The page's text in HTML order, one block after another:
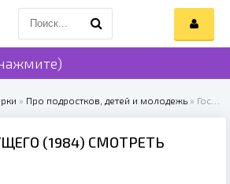
» Про подростков, детей и молодежь » Гостья из будущего (1984)
(1984) СМОТРЕТЬ